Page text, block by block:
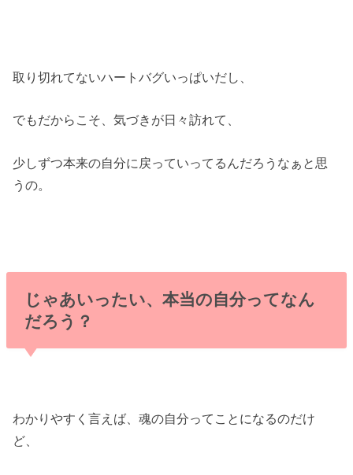
取り切れてないハートバグいっぱいだし、
でもだからこそ、気づきが日々訪れて、
少しずつ本来の自分に戻っていってるんだろうなぁと思
うの。
じゃあいったい、本当の自分ってなん
だろう？
わかりやすく言えば、魂の自分ってことになるのだけ
ど、